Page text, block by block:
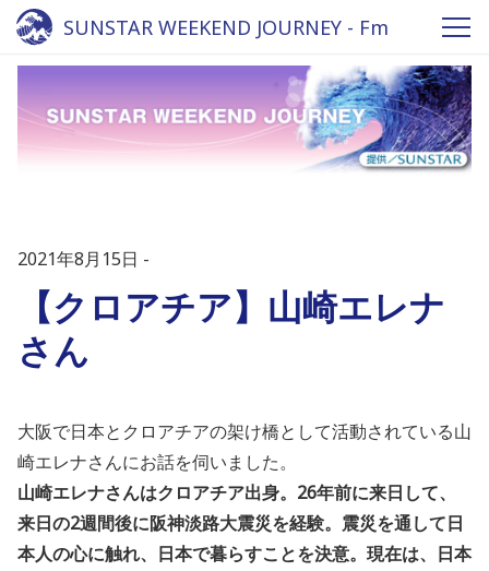
SUNSTAR WEEKEND JOURNEY - Fm
yokohama 84.7
2021年8月15日
【クロアチア】山崎エレナ
さん
大阪で日本とクロアチアの架け橋として活動されている山
崎エレナさんにお話を伺いました。
山崎エレナさんはクロアチア出身。26年前に来日して、
来日の2週間後に阪神淡路大震災を経験。震災を通して日
本人の心に触れ、日本で暮らすことを決意。現在は、日本